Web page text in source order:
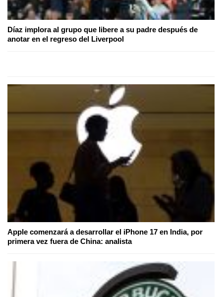
Díaz implora al grupo que libere a su padre después de
anotar en el regreso del Liverpool
Apple comenzará a desarrollar el iPhone 17 en India, por
primera vez fuera de China: analista